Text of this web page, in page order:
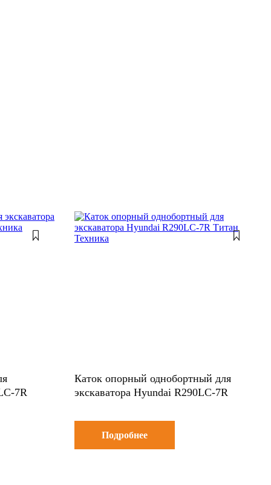
7R
Каток опорный однобортный для
экскаватора Hyundai R290LC-7R
Подробнее